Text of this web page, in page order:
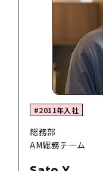
#2011年入社
総務部
AM総務チーム